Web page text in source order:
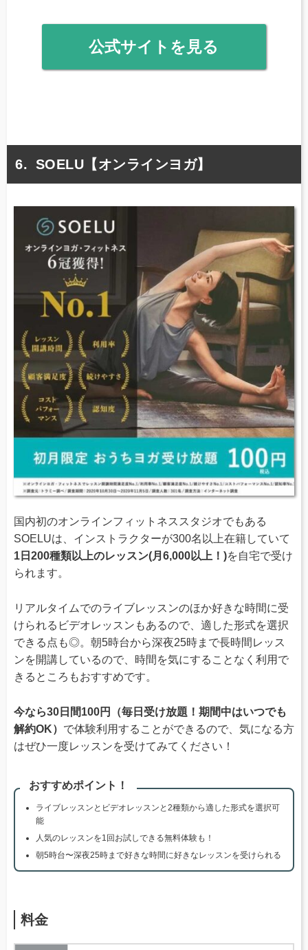
公式サイトを見る
SOELU【オンラインヨガ】
国内初のオンラインフィットネススタジオでもある
SOELUは、インストラクターが300名以上在籍していて
1日200種類以上のレッスン(月6,000以上！)を自宅で受け
られます。
リアルタイムでのライブレッスンのほか好きな時間に受
けられるビデオレッスンもあるので、適した形式を選択
できる点も◎。朝5時台から深夜25時まで長時間レッス
ンを開講しているので、時間を気にすることなく利用で
きるところもおすすめです。
今なら30日間100円（毎日受け放題！期間中はいつでも
解約OK） で体験利用することができるので、気になる方
はぜひ一度レッスンを受けてみてください！
おすすめポイント！
ライブレッスンとビデオレッスンと2種類から適した形式を選択可
能
人気のレッスンを1回お試しできる無料体験も！
朝5時台〜深夜25時まで好きな時間に好きなレッスンを受けられる
料金